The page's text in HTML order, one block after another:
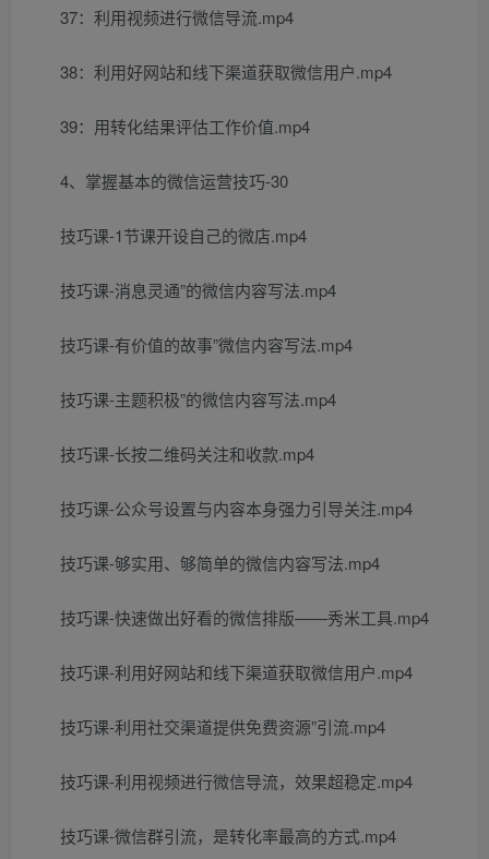
37：利用视频进行微信导流.mp4
38：利用好网站和线下渠道获取微信用户.mp4
39：用转化结果评估工作价值.mp4
4、掌握基本的微信运营技巧-30
技巧课-1节课开设自己的微店.mp4
技巧课-消息灵通”的微信内容写法.mp4
技巧课-有价值的故事”微信内容写法.mp4
技巧课-主题积极”的微信内容写法.mp4
技巧课-长按二维码关注和收款.mp4
技巧课-公众号设置与内容本身强力引导关注.mp4
技巧课-够实用、够简单的微信内容写法.mp4
技巧课-快速做出好看的微信排版——秀米工具.mp4
技巧课-利用好网站和线下渠道获取微信用户.mp4
技巧课-利用社交渠道提供免费资源”引流.mp4
技巧课-利用视频进行微信导流，效果超稳定.mp4
技巧课-微信群引流，是转化率最高的方式.mp4